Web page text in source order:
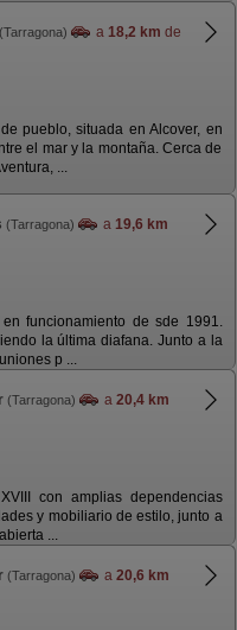
(Tarragona) a 18,2 km de
pueblo, situada en Alcover, en
el mar y la montaña. Cerca de
...
(Tarragona) a 19,6 km
funcionamiento de sde 1991.
la última diafana. Junto a la
p ...
(Tarragona) a 20,4 km
con amplias dependencias
y mobiliario de estilo, junto a
...
(Tarragona) a 20,6 km